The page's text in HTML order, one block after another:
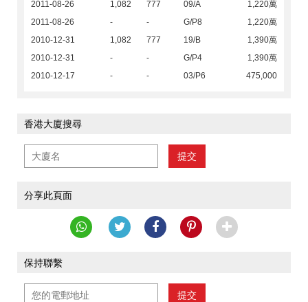
2011-08-26
1,082 777 09/A
1,220萬
2011-08-26
- - G/P8
1,220萬
2010-12-31
1,082 777 19/B
1,390萬
2010-12-31
- - G/P4
1,390萬
2010-12-17
- - 03/P6 475,000
香港大廈搜尋
提交
分享此頁面
保持聯繫
提交